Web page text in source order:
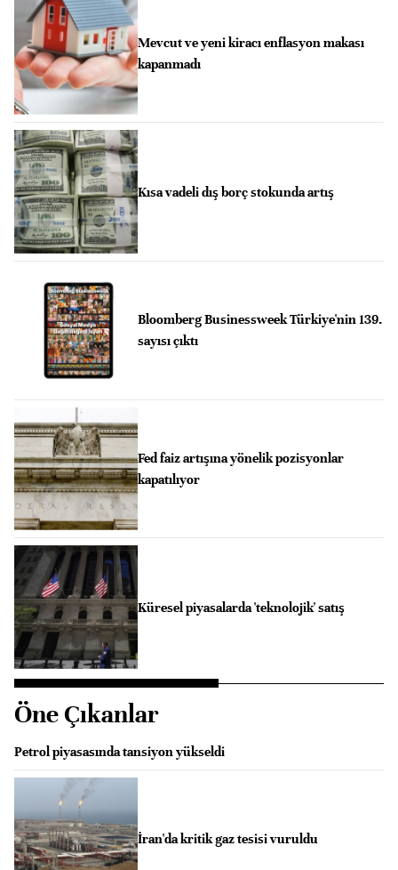
Mevcut ve yeni kiracı enflasyon makası
kapanmadı
Kısa vadeli dış borç stokunda artış
Bloomberg Businessweek Türkiye'nin 139.
sayısı çıktı
Fed faiz artışına yönelik pozisyonlar
kapatılıyor
Küresel piyasalarda 'teknolojik' satış
Öne Çıkanlar
Petrol piyasasında tansiyon yükseldi
İran'da kritik gaz tesisi vuruldu